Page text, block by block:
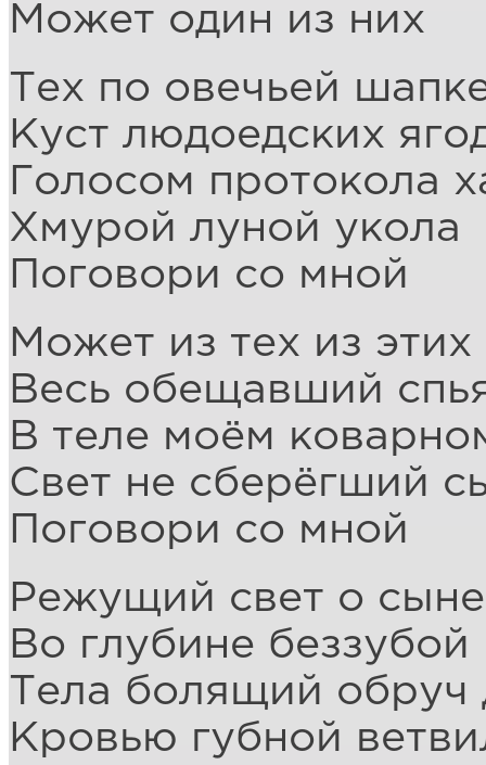
Может один из них
Тех по овечьей
Куст людоедских
Голосом протокола
Хмурой луной укола
Поговори со мной
Может из тех из
Весь обещавший
В теле моём
Свет не сберёгший
Поговори со мной
Режущий свет о
Во глубине
Тела болящий обруч
Кровью губной